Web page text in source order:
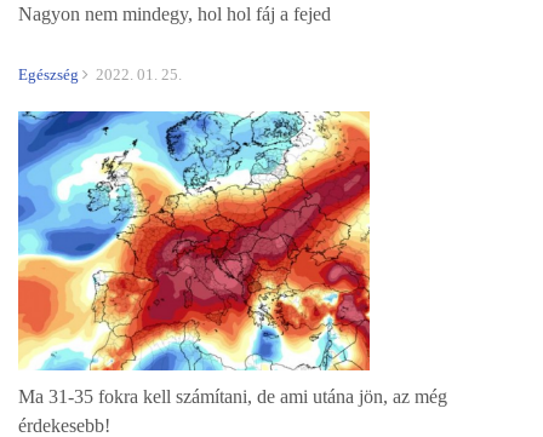
Nagyon nem mindegy, hol hol fáj a fejed
Egészség 2022. 01. 25.
Ma 31-35 fokra kell számítani, de ami utána jön, az még
érdekesebb!